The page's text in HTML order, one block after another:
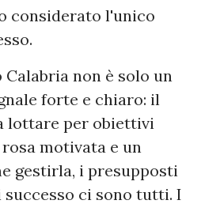
considerato l'unico
non è solo un
forte e chiaro: il
lottare per obiettivi
motivata e un
gestirla, i presupposti
ci sono tutti. I